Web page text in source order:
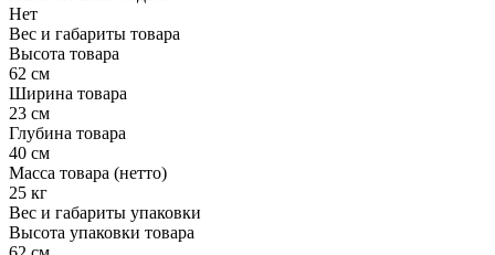
Нет
Вес и габариты товара
Высота товара
62 см
Ширина товара
23 см
Глубина товара
40 см
Масса товара (нетто)
25 кг
Вес и габариты упаковки
Высота упаковки товара